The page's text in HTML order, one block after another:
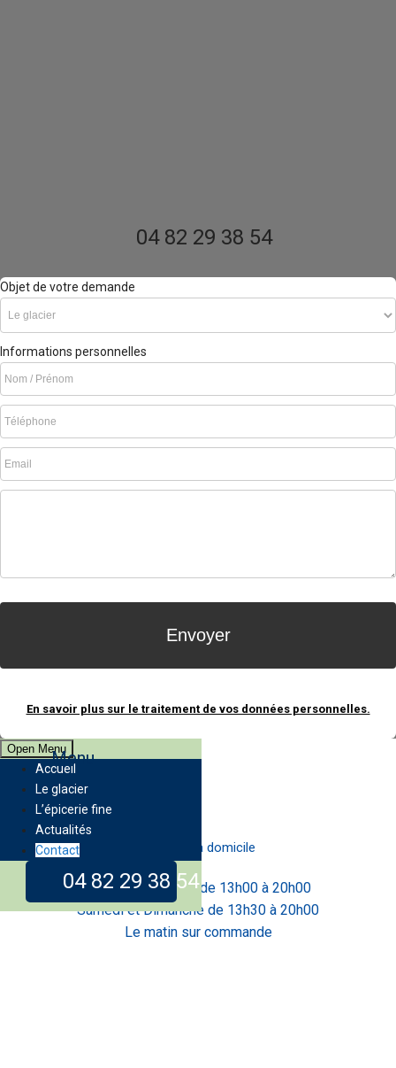
04 82 29 38 54
Objet de votre demande
Informations personnelles
En savoir plus sur le traitement de vos données personnelles.
Open MenuMenu
Accueil
Le glacier
L’épicerie fine
Actualités
Contact
04 82 29 38 54
Livraison à domicile
Lundi au Vendredi de 13h00 à 20h00
Samedi et Dimanche de 13h30 à 20h00
Le matin sur commande